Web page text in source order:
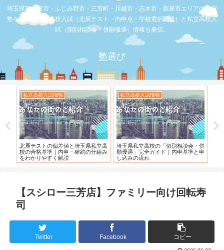
埼玉県富士見市・ふじみ野市・三芳町・川越市・志木市・新座市エリアの学習
塾を比較。公立高校入試（北辰テスト・内申点・学校選択問題）と私立高校入
試（個別相談会・併願優遇）情報も発信。
塾選び
私立高校入試情報
北辰テストの偏差値と埼玉県私立高
校の合格基準｜内申・確約の仕組み
をわかりやすく解説
私立高校入試情報
埼玉県私立高校の「個別相談会・併
願優遇」完全ガイド｜内申基準と申
し込みの流れ
【スシロー三芳店】ファミリー向け回転寿
司
Twitter Facebook コピー